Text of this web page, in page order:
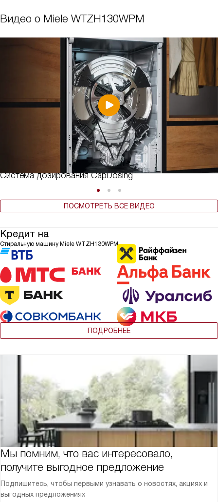
Видео о Miele WTZH130WPM
Система дозирования CapDosing
ПОСМОТРЕТЬ ВСЕ ВИДЕО
Кредит на
Стиральную машину Miele WTZH130WPM
ПОДРОБНЕЕ
Мы помним, что вас интересовало,
получите выгодное предложение
Подпишитесь, чтобы первыми узнавать о новостях, акциях и
выгодных предложениях